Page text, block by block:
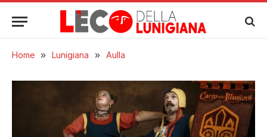
Home » Lunigiana » Aulla